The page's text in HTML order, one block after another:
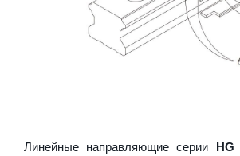
Линейные направляющие серии HG